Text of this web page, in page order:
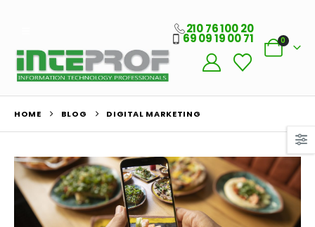
210 76 100 20
69 09 19 00 71 0
HOME BLOG DIGITAL MARKETING
Λίστα Αγαπημένων
Πληροφορίες Καταστήματος